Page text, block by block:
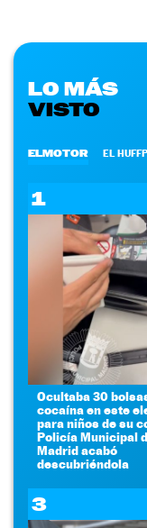
LO MÁS
VISTO
ELMOTOR EL
1
Ocultaba 30
cocaína en este
para niños de su
Policía Municipal
Madrid acabó
descubriéndola
3